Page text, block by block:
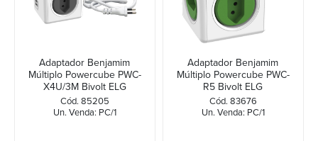
Adaptador Benjamim
Múltiplo Powercube PWC-
X4U/3M Bivolt ELG
Cód. 85205
Un. Venda: PC/1
Adaptador Benjamim
Múltiplo Powercube PWC-
R5 Bivolt ELG
Cód. 83676
Un. Venda: PC/1